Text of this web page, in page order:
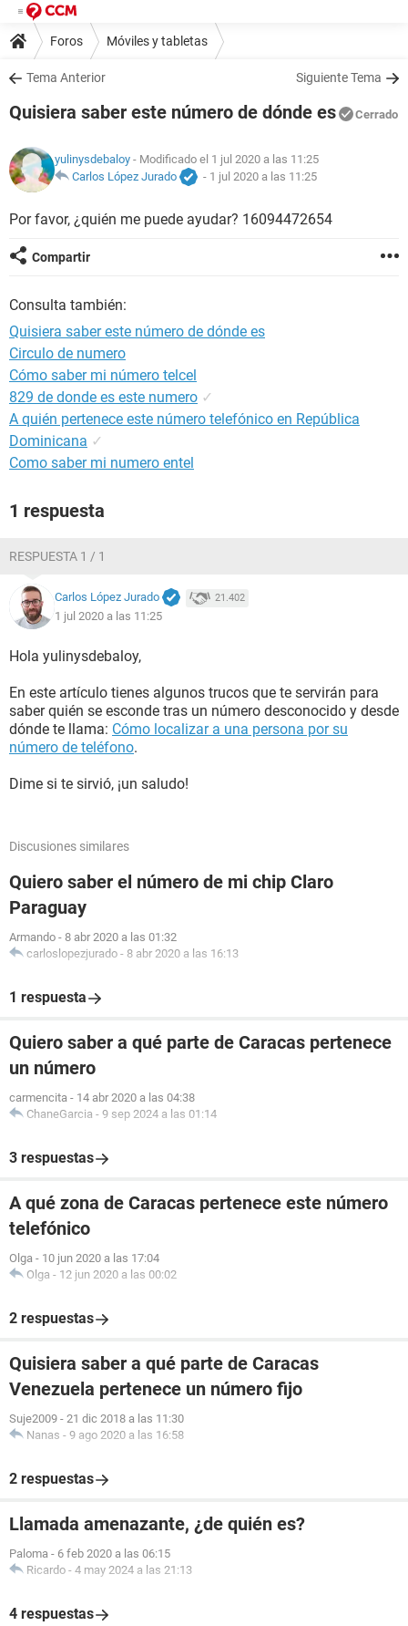
Foros Móviles y tabletas
Tema Anterior Siguiente Tema
Quisiera saber este número de dónde es Cerrado
yulinysdebaloy - Modificado el 1 jul 2020 a las 11:25
Carlos López Jurado
- 1 jul 2020 a las 11:25
Por favor, ¿quién me puede ayudar? 16094472654
Compartir
Consulta también:
Quisiera saber este número de dónde es
Circulo de numero
Cómo saber mi número telcel
829 de donde es este numero ✓
A quién pertenece este número telefónico en República
Dominicana ✓
Como saber mi numero entel
1 respuesta
RESPUESTA 1 / 1
Carlos López Jurado 21.402
1 jul 2020 a las 11:25
Hola yulinysdebaloy,
En este artículo tienes algunos trucos que te servirán para
saber quién se esconde tras un número desconocido y desde
dónde te llama: Cómo localizar a una persona por su
número de teléfono.
Dime si te sirvió, ¡un saludo!
Discusiones similares
Quiero saber el número de mi chip Claro
Paraguay
Armando - 8 abr 2020 a las 01:32
carloslopezjurado - 8 abr 2020 a las 16:13
1 respuesta
Quiero saber a qué parte de Caracas pertenece
un número
carmencita - 14 abr 2020 a las 04:38
ChaneGarcia - 9 sep 2024 a las 01:14
3 respuestas
A qué zona de Caracas pertenece este número
telefónico
Olga - 10 jun 2020 a las 17:04
Olga - 12 jun 2020 a las 00:02
2 respuestas
Quisiera saber a qué parte de Caracas
Venezuela pertenece un número fijo
Suje2009 - 21 dic 2018 a las 11:30
Nanas - 9 ago 2020 a las 16:58
2 respuestas
Llamada amenazante, ¿de quién es?
Paloma - 6 feb 2020 a las 06:15
Ricardo - 4 may 2024 a las 21:13
4 respuestas